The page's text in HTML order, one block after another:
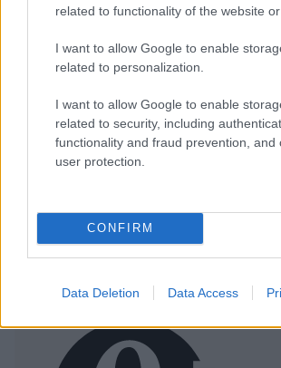
related to functionality of the website or
I want to allow Google to enable
related to personalization.
I want to allow Google to enable
related to security, including
functionality and fraud prevention, and
user protection.
CONFIRM
Data Deletion Data Access
Meghan Markle születésnapi fotói
mindenkiben ugyanaz a kérdés
brutálisan ki is gyúrta magát